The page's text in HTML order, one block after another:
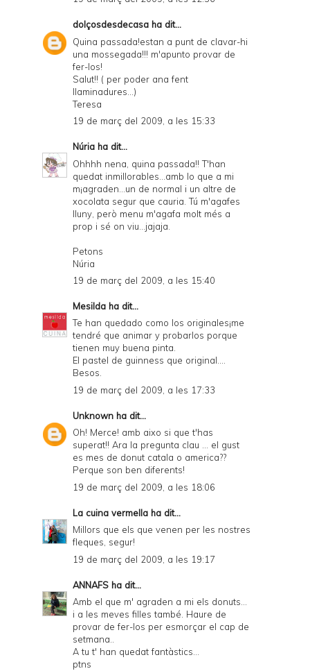
dolçosdesdecasa ha dit...
Quina passada!estan a punt de clavar-hi
una mossegada!!! m'apunto provar de
fer-los!
Salut!! ( per poder ana fent
llaminadures...)
Teresa
19 de març del 2009, a les 15:33
Núria ha dit...
Ohhhh nena, quina passada!! T'han
quedat inmillorables...amb lo que a mi
m¡agraden...un de normal i un altre de
xocolata segur que cauria. Tú m'agafes
lluny, però menu m'agafa molt més a
prop i sé on viu...jajaja.
Petons
Núria
19 de març del 2009, a les 15:40
Mesilda ha dit...
Te han quedado como los originales¡me
tendré que animar y probarlos porque
tienen muy buena pinta.
El pastel de guinness que original....
Besos.
19 de març del 2009, a les 17:33
Unknown ha dit...
Oh! Merce! amb aixo si que t'has
superat!! Ara la pregunta clau ... el gust
es mes de donut catala o america??
Perque son ben diferents!
19 de març del 2009, a les 18:06
La cuina vermella ha dit...
Millors que els que venen per les nostres
fleques, segur!
19 de març del 2009, a les 19:17
ANNAFS ha dit...
Amb el que m' agraden a mi els donuts...
i a les meves filles també. Haure de
provar de fer-los per esmorçar el cap de
setmana..
A tu t' han quedat fantàstics...
ptns